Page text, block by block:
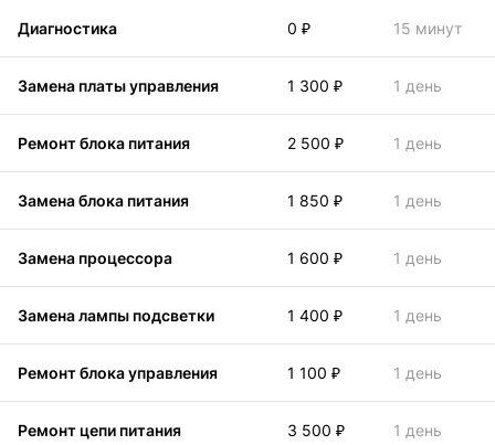
Диагностика 0 ₽ 15 минут
Замена платы управления 1 300 ₽ 1 день
Ремонт блока питания 2 500 ₽ 1 день
Замена блока питания 1 850 ₽ 1 день
Замена процессора 1 600 ₽ 1 день
Замена лампы подсветки 1 400 ₽ 1 день
Ремонт блока управления 1 100 ₽ 1 день
Ремонт цепи питания 3 500 ₽ 1 день